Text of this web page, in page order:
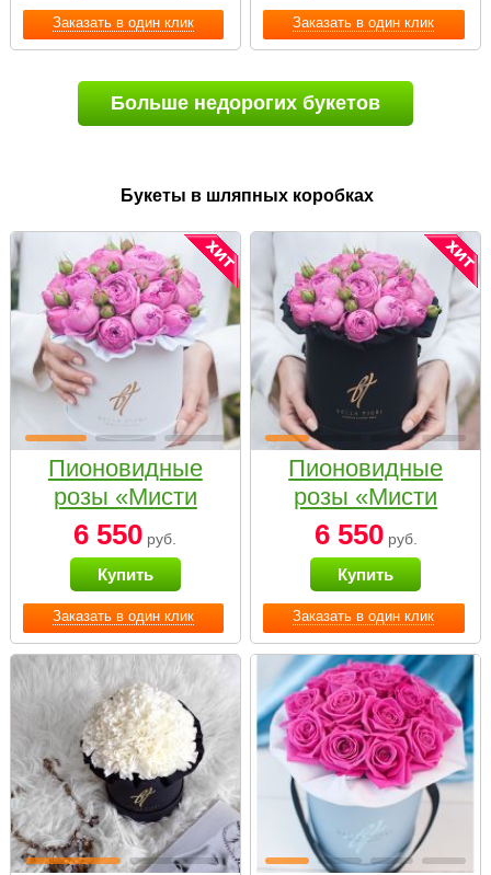
Заказать в один клик Заказать в один клик
Больше недорогих букетов
Букеты в шляпных коробках
Заказать в один клик
Пионовидные
розы «Мисти
бабблс» в белой
коробке Small
6 550 руб.
Купить
Заказать в один клик
Пионовидные
розы «Мисти
бабблс» в
черной коробке
Small
6 550руб.
Купить